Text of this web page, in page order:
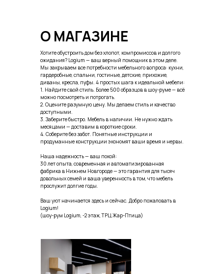
О МАГАЗИНЕ
Хотите обустроить дом без хлопот, компромиссов и долгого
ожидания? Logium — ваш верный помощник в этом деле.
Мы закрываем все потребности мебельного вопроса: кухни,
гардеробные, спальни, гостиные, детские, прихожие,
диваны, кресла, пуфы. 4 простых шага к идеальной мебели:
1. Найдите свой стиль. Более 500 образцов в шоу-руме — всё
можно посмотреть и потрогать.
2. Оцените разумную цену. Мы делаем стиль и качество
доступными.
3. Заберите быстро. Мебель в наличии. Не нужно ждать
месяцами — доставим в короткие сроки.
4. Соберите без забот. Понятные инструкции и
продуманные конструкции экономят ваши время и нервы.
Наша надежность — ваш покой:
30 лет опыта, современная и автоматизированная
фабрика в Нижнем Новгороде — это гарантия для тысяч
довольных семей и ваша уверенность в том, что мебель
прослужит долгие годы.
Ваш уют начинается здесь и сейчас. Добро пожаловать в
Logium!
(шоу-рум Logium, -2 этаж, ТРЦ Жар-Птица)
8 906 368-15-82
vk.com/logiumebel
Позвонить
Перейти